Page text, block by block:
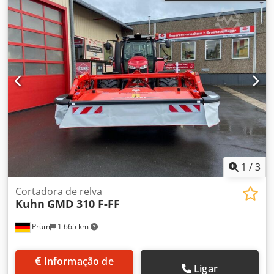
1 /3
Prüm 1 665 km
Cortadora de relva
Kuhn GMD 310 F-FF
Ligar